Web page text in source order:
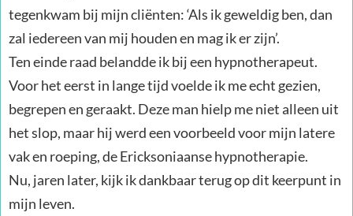
tegenkwam bij mijn cliënten: ‘Als ik geweldig ben, dan
zal iedereen van mij houden en mag ik er zijn’.
Ten einde raad belandde ik bij een hypnotherapeut.
Voor het eerst in lange tijd voelde ik me echt gezien,
begrepen en geraakt. Deze man hielp me niet alleen uit
het slop, maar hij werd een voorbeeld voor mijn latere
vak en roeping, de Ericksoniaanse hypnotherapie.
Nu, jaren later, kijk ik dankbaar terug op dit keerpunt in
mijn leven.